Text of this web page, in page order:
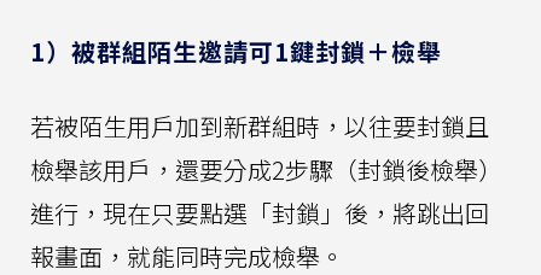
1）被群組陌生邀請可1鍵封鎖＋檢舉
若被陌生用戶加到新群組時，以往要封鎖且
檢舉該用戶，還要分成2步驟（封鎖後檢舉）
進行，現在只要點選「封鎖」後，將跳出回
報畫面，就能同時完成檢舉。